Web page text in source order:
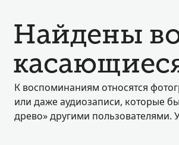
Найдены
К воспоминаниям относятся
или даже аудиозаписи, которые
древо» другими пользователями.